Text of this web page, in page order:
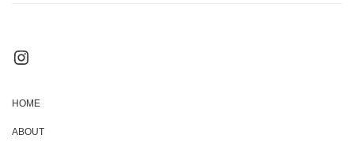
Instagram
HOME
ABOUT